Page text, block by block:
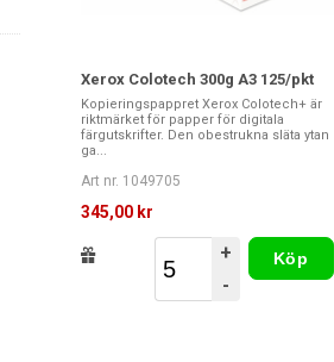
Xerox Colotech 300g A3 125/pkt
Kopieringspappret Xerox Colotech+ är
riktmärket för papper för digitala
färgutskrifter. Den obestrukna släta ytan
ga...
Art nr. 1049705
345,00 kr
+
-
Köp